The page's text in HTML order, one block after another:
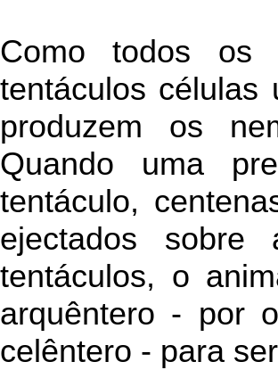
Como todos os
tentáculos células
produzem os
Quando uma
tentáculo,
ejectados sobre
tentáculos, o
arquêntero - por
celêntero - para